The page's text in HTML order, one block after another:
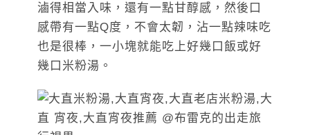
滷得相當入味，還有一點甘醇感，然後口
感帶有一點Q度，不會太韌，沾一點辣味吃
也是很棒，一小塊就能吃上好幾口飯或好
幾口米粉湯。